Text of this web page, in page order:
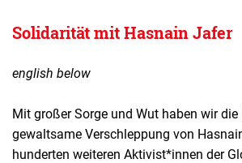
Solidarität mit Hasnain Jafer
english below
Mit großer Sorge und Wut haben wir die
gewaltsame Verschleppung von
hunderten weiteren Aktivist*innen der